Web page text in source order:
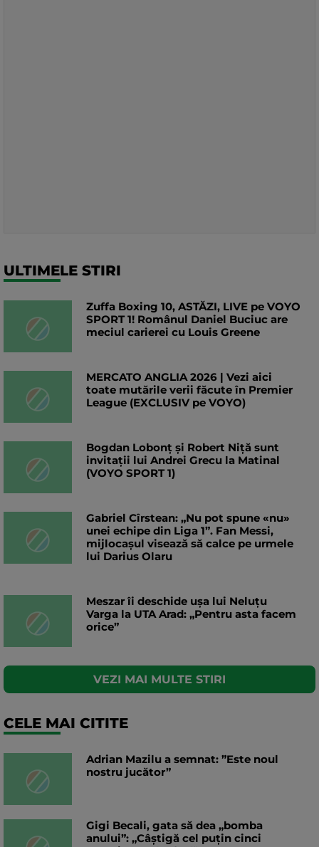
ULTIMELE STIRI
Zuffa Boxing 10, ASTĂZI, LIVE pe VOYO
SPORT 1! Românul Daniel Buciuc are
meciul carierei cu Louis Greene
MERCATO ANGLIA 2026 | Vezi aici
toate mutările verii făcute în Premier
League (EXCLUSIV pe VOYO)
Bogdan Lobonț și Robert Niță sunt
invitații lui Andrei Grecu la Matinal
(VOYO SPORT 1)
Gabriel Cîrstean: „Nu pot spune «nu»
unei echipe din Liga 1”. Fan Messi,
mijlocașul visează să calce pe urmele
lui Darius Olaru
Meszar îi deschide ușa lui Neluțu
Varga la UTA Arad: „Pentru asta facem
orice”
VEZI MAI MULTE STIRI
CELE MAI CITITE
Adrian Mazilu a semnat: ”Este noul
nostru jucător”
Gigi Becali, gata să dea „bomba
anului”: „Câștigă cel puțin cinci